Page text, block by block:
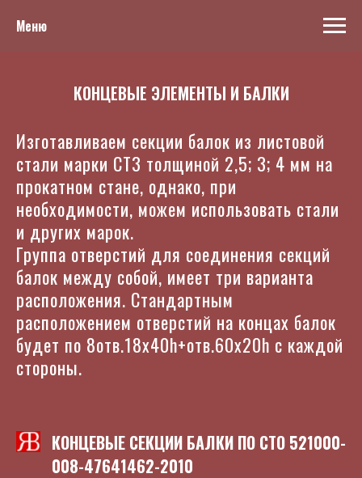
Меню
КОНЦЕВЫЕ ЭЛЕМЕНТЫ И БАЛКИ
Изготавливаем секции балок из листовой
стали марки СТ3 толщиной 2,5; 3; 4 мм на
прокатном стане, однако, при
необходимости, можем использовать стали
и других марок.
Группа отверстий для соединения секций
балок между собой, имеет три варианта
расположения. Стандартным
расположением отверстий на концах балок
будет по 8отв.18х40h+отв.60x20h c каждой
стороны.
КОНЦЕВЫЕ СЕКЦИИ БАЛКИ ПО СТО 521000-
008-47641462-2010